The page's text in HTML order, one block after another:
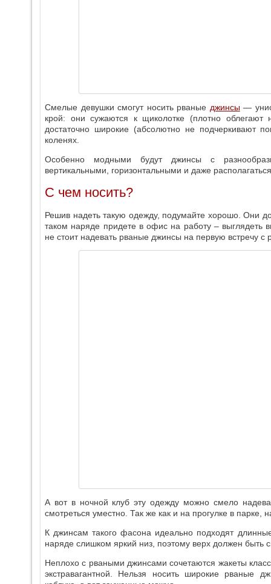
Смелые девушки смогут носить рваные джинсы—
крой: они сужаются к щиколотке (плотно
достаточно широкие (абсолютно не подчеркивают
коленях.
Особенно модными будут джинсы с
вертикальными, горизонтальными и даже
С чем носить?
Решив надеть такую одежду, подумайте хорошо. Они
таком наряде придете в офис на работу – выглядеть
не стоит надевать рваные джинсы на первую встречу с
А вот в ночной клуб эту одежду можно смело
смотреться уместно. Так же как и на прогулке в парке,
К джинсам такого фасона идеально подходят
наряде слишком яркий низ, поэтому верх должен быть
Неплохо с рваными джинсами сочетаются жакеты
экстравагантной. Нельзя носить широкие рваные